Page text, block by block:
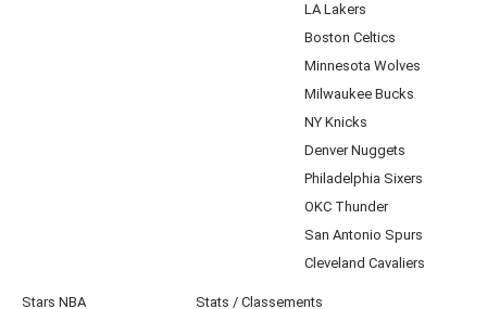
LA Lakers
Boston Celtics
Minnesota Wolves
Milwaukee Bucks
NY Knicks
Denver Nuggets
Philadelphia Sixers
OKC Thunder
San Antonio Spurs
Cleveland Cavaliers
Stars NBA
Stats / Classements